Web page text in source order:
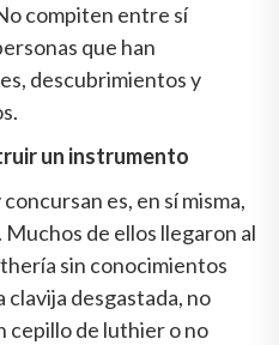
compiten entre sí
que han
descubrimientos y
un instrumento
es, en sí misma,
de ellos llegaron al
sin conocimientos
clavija desgastada, no
cepillo de luthier o no